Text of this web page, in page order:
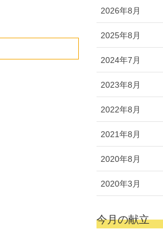
2026年8月
2025年8月
2024年7月
2023年8月
2022年8月
2021年8月
2020年8月
2020年3月
今月の献立